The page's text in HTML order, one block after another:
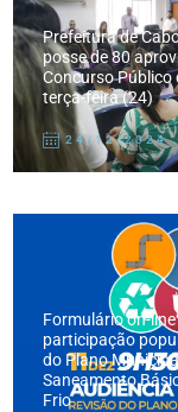
Prefeitura de
posse de 80
Concurso Público
terça-feira (24)
24/12/2024
Formulário on-
participação
do Plano
Saneamento
Frio